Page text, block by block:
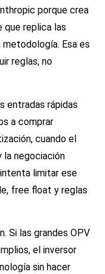
porque crea
que replica las
Esa es
reglas, no
entradas rápidas
a comprar
cuando el
la negociación
limitar ese
free float y reglas
Si las grandes OPV
el inversor
sin hacer